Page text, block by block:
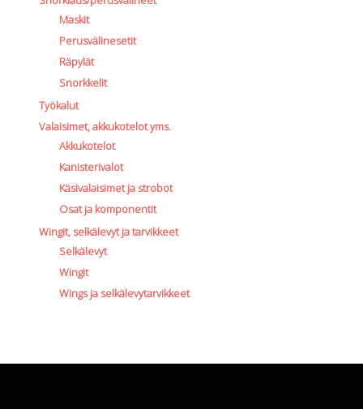
Maskit
Perusvälinesetit
Räpylät
Snorkkelit
Työkalut
Valaisimet, akkukotelot yms.
Akkukotelot
Kanisterivalot
Käsivalaisimet ja strobot
Osat ja komponentit
Wingit, selkälevyt ja tarvikkeet
Selkälevyt
Wingit
Wings ja selkälevytarvikkeet